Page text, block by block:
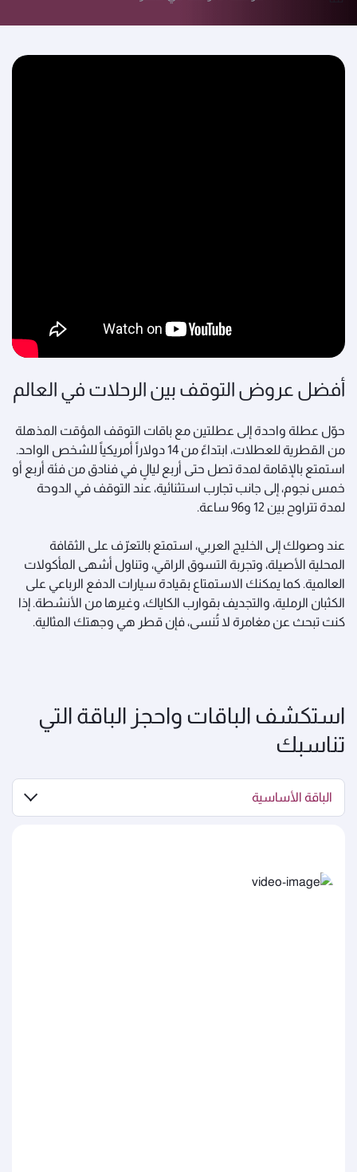
أفضل عروض التوقف بين الرحلات في العالم
حوّل عطلة واحدة إلى عطلتين مع باقات التوقف المؤقت المذهلة
من القطرية للعطلات، ابتداءً من 14 دولاراً أمريكياً للشخص الواحد.
استمتع بالإقامة لمدة تصل حتى أربع ليالٍ في فنادق من فئة أربع أو
خمس نجوم، إلى جانب تجارب استثنائية، عند التوقف في الدوحة
لمدة تتراوح بين 12 و96 ساعة.
عند وصولك إلى الخليج العربي، استمتع بالتعرّف على الثقافة
المحلية الأصيلة، وتجربة التسوق الراقي، وتناول أشهى المأكولات
العالمية. كما يمكنك الاستمتاع بقيادة سيارات الدفع الرباعي على
الكثبان الرملية، والتجديف بقوارب الكاياك، وغيرها من الأنشطة. إذا
كنت تبحث عن مغامرة لا تُنسى، فإن قطر هي وجهتك المثالية.
استكشف الباقات واحجز الباقة التي
تناسبك
الباقة الأساسية